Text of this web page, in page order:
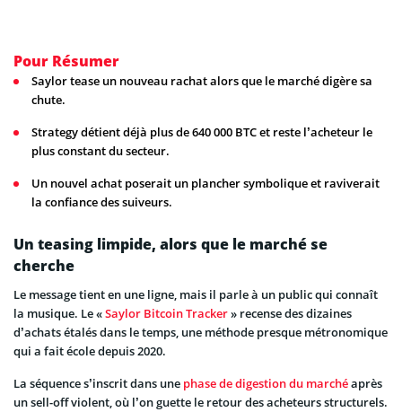
Pour Résumer
Saylor tease un nouveau rachat alors que le marché digère sa
chute.
Strategy détient déjà plus de 640 000 BTC et reste l’acheteur le
plus constant du secteur.
Un nouvel achat poserait un plancher symbolique et raviverait
la confiance des suiveurs.
Un teasing limpide, alors que le marché se
cherche
Le message tient en une ligne, mais il parle à un public qui connaît
la musique. Le «Saylor Bitcoin Tracker» recense des dizaines
d’achats étalés dans le temps, une méthode presque métronomique
qui a fait école depuis 2020.
La séquence s’inscrit dans une phase de digestion du marchéaprès
un sell-off violent, où l’on guette le retour des acheteurs structurels.